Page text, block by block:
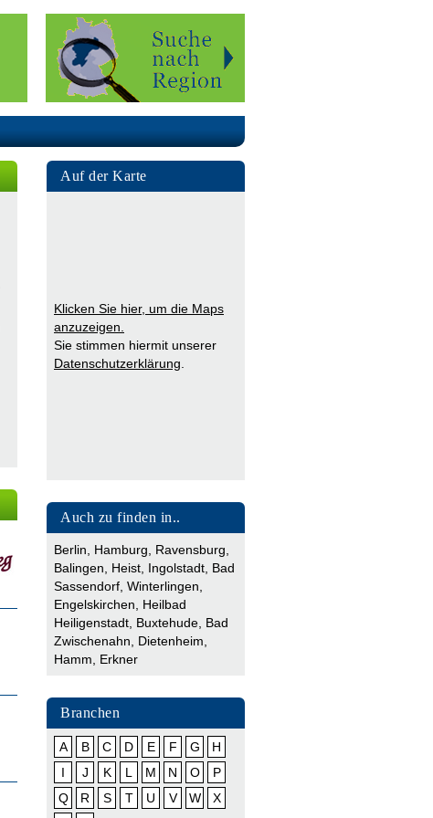
Auf der Karte
Klicken Sie hier, um die Maps
anzuzeigen.
Sie stimmen hiermit unserer
Datenschutzerklärung
Auch zu finden in..
Berlin Hamburg Ravensburg
Balingen
Heist Ingolstadt Bad
Sassendorf Winterlingen
Engelskirchen
Heilbad
Heiligenstadt Buxtehude Bad
Zwischenahn
Dietenheim
Hamm
Erkner
Branchen
A B C D E F G
H
I
J K L M N O
P
Q
R S T U V W
X